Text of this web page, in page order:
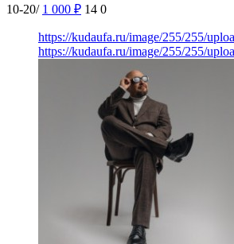
10-20/ 1 000 ₽ 14 0
https://kudaufa.ru/image/255/255/
https://kudaufa.ru/image/255/255/